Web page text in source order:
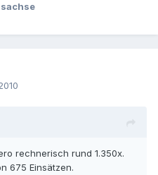
rechnerisch rund 1.350x.
675 Einsätzen.